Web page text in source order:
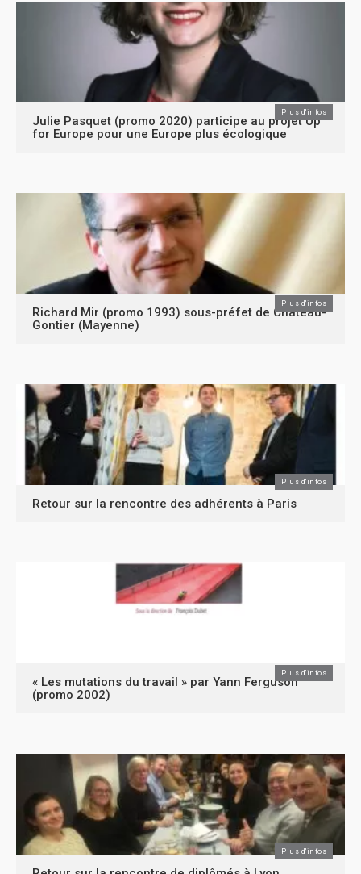
Julie Pasquet (promo 2020) participe au projet Up
for Europe pour une Europe plus écologique
Plus d'infos
Richard Mir (promo 1993) sous-préfet de Château-
Gontier (Mayenne)
Plus d'infos
Retour sur la rencontre des adhérents à Paris
Plus d'infos
« Les mutations du travail » par Yann Ferguson
(promo 2002)
Plus d'infos
Plus d'infos